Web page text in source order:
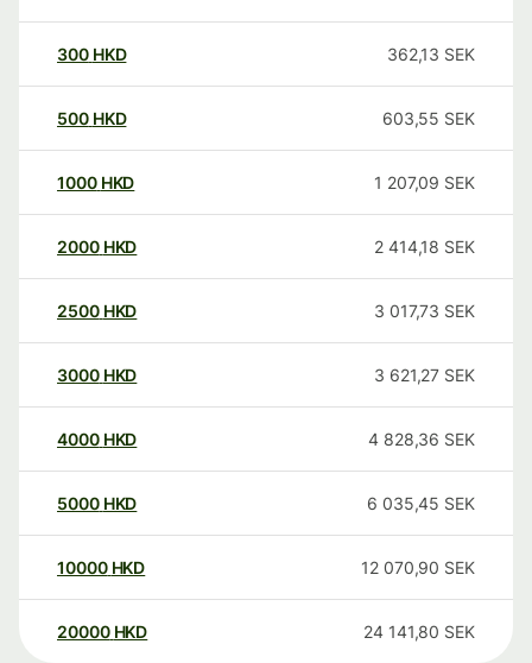
300 HKD 362,13 SEK
500 HKD 603,55 SEK
1000 HKD 1 207,09 SEK
2000 HKD 2 414,18 SEK
2500 HKD 3 017,73 SEK
3000 HKD 3 621,27 SEK
4000 HKD 4 828,36 SEK
5000 HKD 6 035,45 SEK
10000 HKD 12 070,90 SEK
20000 HKD 24 141,80 SEK